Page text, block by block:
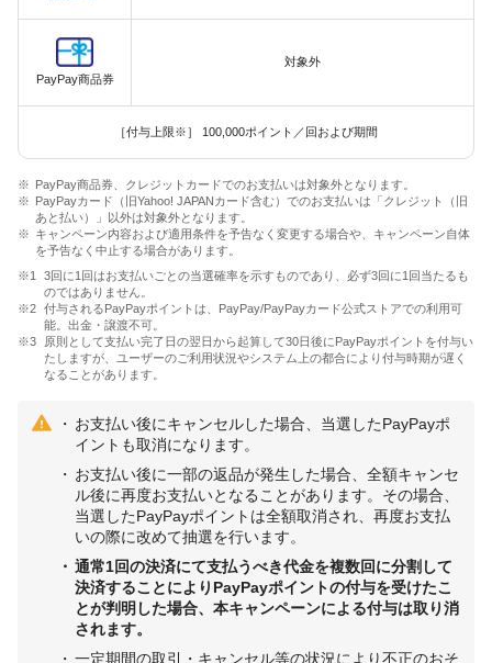
PayPay商品券
対象外
［付与上限※］ 100,000ポイント／回および期間
PayPay商品券、クレジットカードでのお支払いは対象外となります。
PayPayカード（旧Yahoo! JAPANカード含む）でのお支払いは「クレジット（旧
あと払い）」以外は対象外となります。
キャンペーン内容および適用条件を予告なく変更する場合や、キャンペーン自体
を予告なく中止する場合があります。
3回に1回はお支払いごとの当選確率を示すものであり、必ず3回に1回当たるも
のではありません。
付与されるPayPayポイントは、PayPay/PayPayカード公式ストアでの利用可
能。出金・譲渡不可。
原則として支払い完了日の翌日から起算して30日後にPayPayポイントを付与い
たしますが、ユーザーのご利用状況やシステム上の都合により付与時期が遅く
なることがあります。
お支払い後にキャンセルした場合、当選したPayPayポ
イントも取消になります。
お支払い後に一部の返品が発生した場合、全額キャンセ
ル後に再度お支払いとなることがあります。その場合、
当選したPayPayポイントは全額取消され、再度お支払
いの際に改めて抽選を行います。
通常1回の決済にて支払うべき代金を複数回に分割して
決済することによりPayPayポイントの付与を受けたこ
とが判明した場合、本キャンペーンによる付与は取り消
されます。
一定期間の取引・キャンセル等の状況により不正のおそ